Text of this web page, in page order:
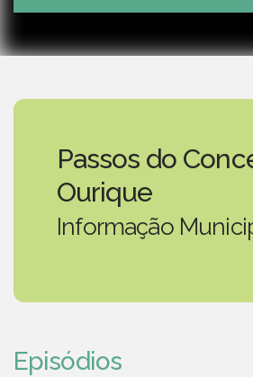
Play
Passos do
Ourique
Informação
Episódios